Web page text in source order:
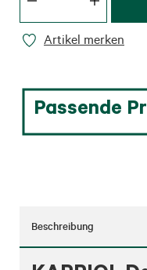
Artikel merken
Passende
Beschreibung